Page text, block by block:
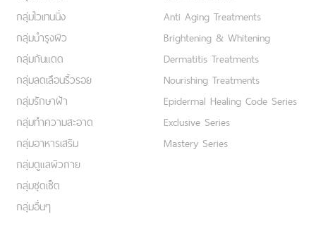
กลุ่มไวเทนนิ่ง
กลุ่มบำรุงผิว
กลุ่มกันแดด
กลุ่มลดเลือนริ้วรอย
กลุ่มรักษาฝ้า
กลุ่มทำความสะอาด
กลุ่มอาหารเสริม
กลุ่มดูแลผิวกาย
กลุ่มชุดเซ็ต
กลุ่มอื่นๆ
Anti Aging Treatments
Brightening & Whitening
Dermatitis Treatments
Nourishing Treatments
Epidermal Healing Code Series
Exclusive Series
Mastery Series